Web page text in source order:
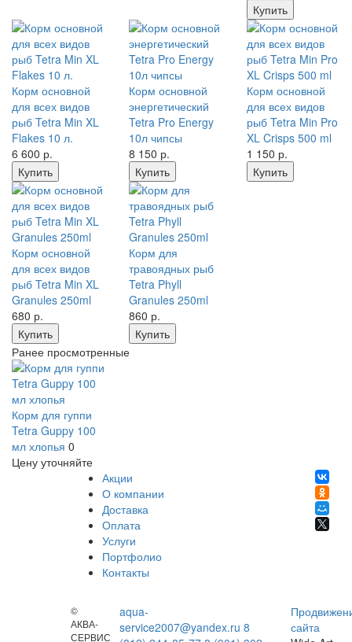
Купить
Корм основной
для всех видов
рыб Tetra Min XL
Flakes 10 л.
6 600 р.
Купить
Корм основной
энергетический
Tetra Pro Energy
10л чипсы
8 150 р.
Купить
Корм основной
для всех видов
рыб Tetra Min Pro
XL Crisps 500 ml
1 150 р.
Купить
Корм основной
для всех видов
рыб Tetra Min XL
Granules 250ml
680 р.
Купить
Корм для
травоядных рыб
Tetra Phyll
Granules 250ml
860 р.
Купить
Ранее просмотренные
Корм для гуппи
Tetra Guppy 100
мл хлопья 0
Цену уточняйте
Акции
О компании
Доставка
Оплата
Услуги
Портфолио
Контакты
©
АКВА-
СЕРВИС
aqua-
service2007@yandex.ru 8
сайта